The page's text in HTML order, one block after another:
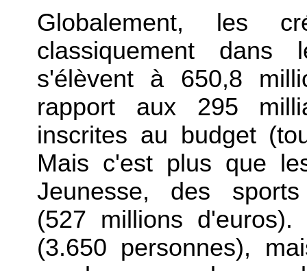
Globalement, les
classiquement dans
s'élèvent à 650,8
rapport aux 295
inscrites au budget
Mais c'est plus que
Jeunesse, des
(527 millions
(3.650 personnes),